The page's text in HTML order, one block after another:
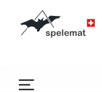
BATCode